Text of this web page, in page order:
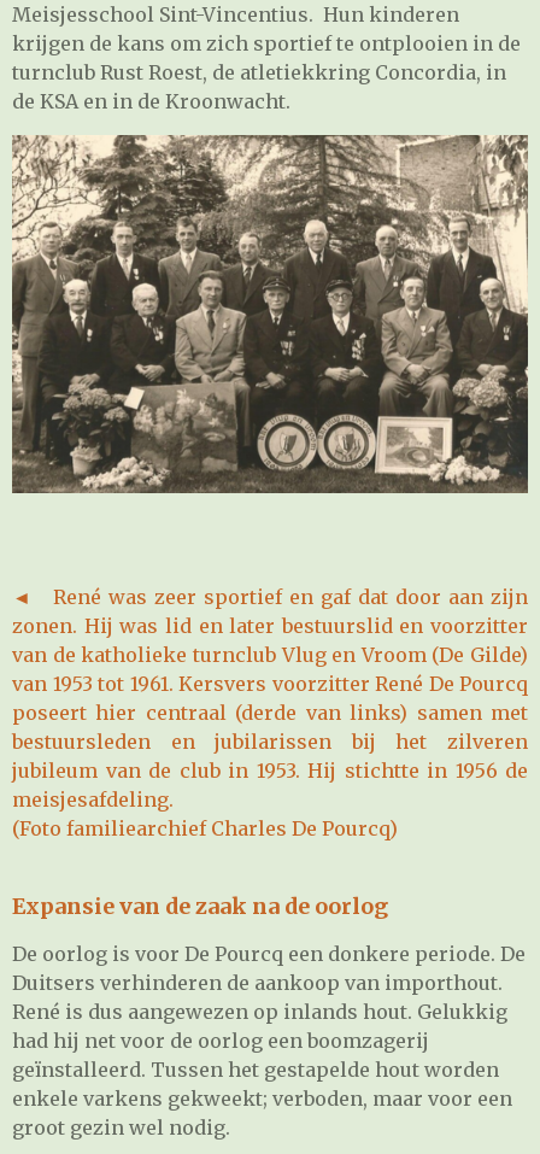
Meisjesschool Sint-Vincentius. Hun kinderen
krijgen de kans om zich sportief te ontplooien in de
turnclub Rust Roest, de atletiekkring Concordia, in
de KSA en in de Kroonwacht.
◄ René was zeer sportief en gaf dat door aan zijn
zonen. Hij was lid en later bestuurslid en voorzitter
van de katholieke turnclub Vlug en Vroom (De Gilde)
van 1953 tot 1961. Kersvers voorzitter René De Pourcq
poseert hier centraal (derde van links) samen met
bestuursleden en jubilarissen bij het zilveren
jubileum van de club in 1953. Hij stichtte in 1956 de
meisjesafdeling.
(Foto familiearchief Charles De Pourcq)
Expansie van de zaak na de oorlog
De oorlog is voor De Pourcq een donkere periode. De
Duitsers verhinderen de aankoop van importhout.
René is dus aangewezen op inlands hout. Gelukkig
had hij net voor de oorlog een boomzagerij
geïnstalleerd. Tussen het gestapelde hout worden
enkele varkens gekweekt; verboden, maar voor een
groot gezin wel nodig.